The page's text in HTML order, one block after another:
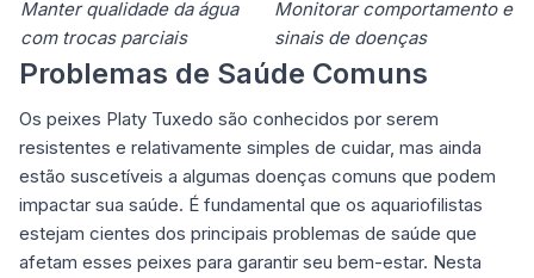
Manter qualidade da água
com trocas parciais
Monitorar comportamento e
sinais de doenças
Problemas de Saúde Comuns
Os peixes Platy Tuxedo são conhecidos por serem
resistentes e relativamente simples de cuidar, mas ainda
estão suscetíveis a algumas doenças comuns que podem
impactar sua saúde. É fundamental que os aquariofilistas
estejam cientes dos principais problemas de saúde que
afetam esses peixes para garantir seu bem-estar. Nesta